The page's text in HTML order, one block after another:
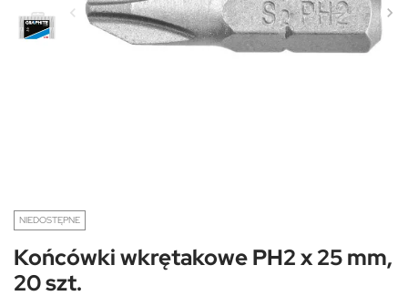
NIEDOSTĘPNE
Końcówki wkrętakowe PH2 x 25 mm,
20 szt.